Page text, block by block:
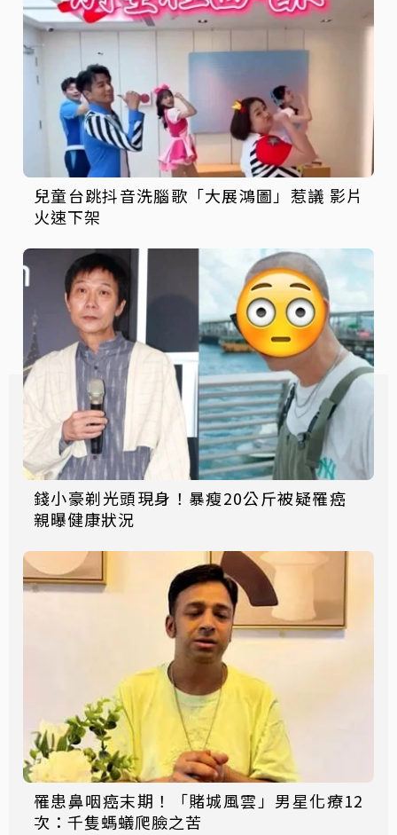
兒童台跳抖音洗腦歌「大展鴻圖」惹議 影片
火速下架
錢小豪剃光頭現身！暴瘦20公斤被疑罹癌
親曝健康狀況
罹患鼻咽癌末期！「賭城風雲」男星化療12
次：千隻螞蟻爬臉之苦